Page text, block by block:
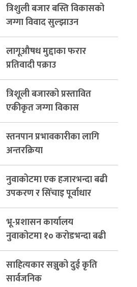
त्रिशुली बजार बस्ति विकासको
जग्गा विवाद सुल्झाउन
संयोजक तोकियो
लागूऔषध मुद्दाका फरार
प्रतिवादी पक्राउ
त्रिशूली बजारको प्रस्तावित
एकीकृत जग्गा विकास
योजनाको जग्गा विवादमा
किन?, बस्ति विकास दर्ता नभए
समिति विघटन हुने
स्तनपान प्रभावकारीका लागि
अन्तरक्रिया
नुवाकोटमा एक हजारभन्दा बढी
उपकरण र सिँचाइ पूर्वाधार
निर्माण
भू-प्रशासन कार्यालय
नुवाकोटमा १० करोडभन्दा बढी
राजस्व संकलन, ७४ प्रतिशत
बेरुजु फर्छयौट
साहित्यकार सञ्जुको दुई कृति
सार्वजनिक